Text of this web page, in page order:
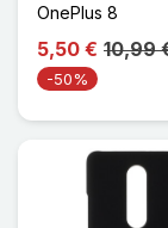
OnePlus 8
5,50 € 10,99
-50%